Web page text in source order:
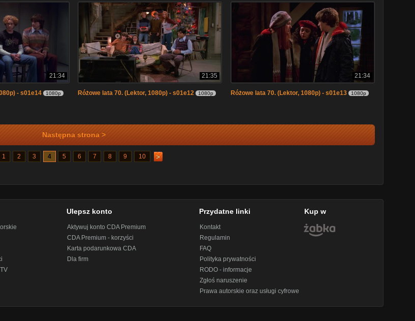
21:34
- s01e14 1080p
21:35
Różowe lata 70. (Lektor, 1080p) - s01e12 1080p
21:34
Różowe lata 70. (Lektor, 1080p) - s01e13 1080p
Następna strona >
1 2 3 4 5 6 7 8 9 10
Ulepsz konto
Aktywuj konto CDA Premium
CDA Premium - korzyści
Karta podarunkowa CDA
Dla firm
Przydatne linki
Kontakt
Regulamin
FAQ
Polityka prywatności
RODO - informacje
Zgłoś naruszenie
Prawa autorskie oraz usługi cyfrowe
Kup w